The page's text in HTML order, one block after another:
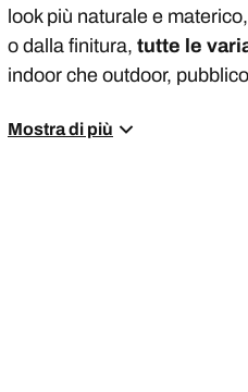
look più naturale e
o dalla finitura, tutte le
indoor che outdoor,
Mostra di più